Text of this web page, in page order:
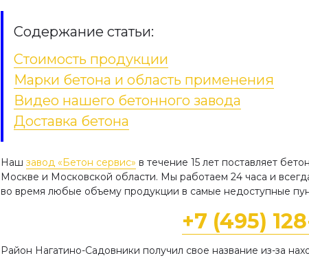
Содержание статьи:
Стоимость продукции
Марки бетона и область применения
Видео нашего бетонного завода
Доставка бетона
Наш завод «Бетон сервис» в течение 15 лет поставляет
Москве и Московской области. Мы работаем 24 часа и
во время любые объему продукции в самые недоступные
+7 (495)
Район Нагатино-Садовники получил свое название из-за